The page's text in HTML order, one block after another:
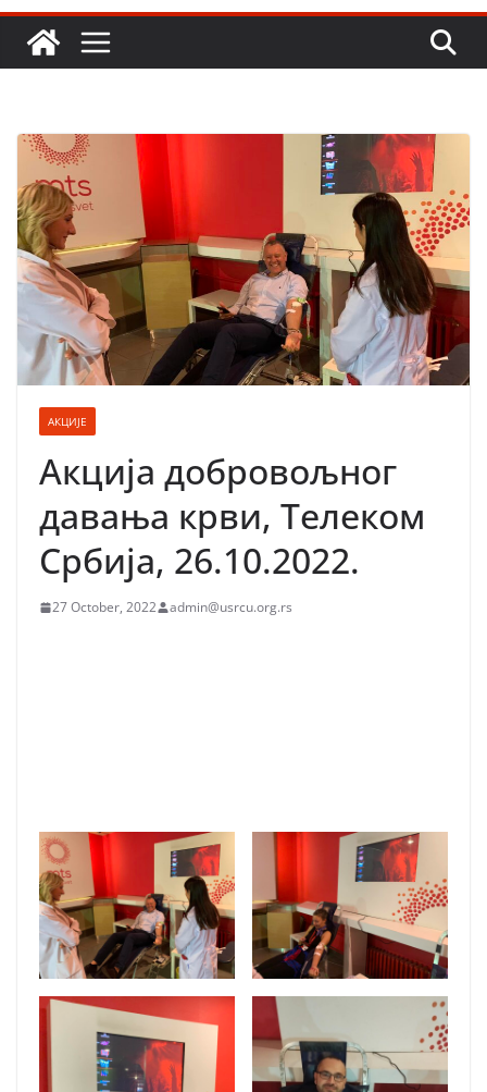
АКЦИЈЕ
Акција добровољног
давања крви, Телеком
Србија, 26.10.2022.
27 October, 2022 admin@usrcu.org.rs